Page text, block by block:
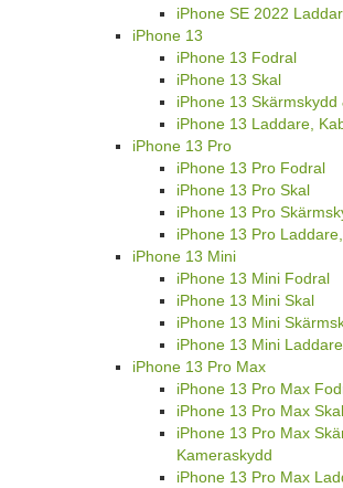
iPhone SE 2022
iPhone 13
iPhone 13 Fodral
iPhone 13 Skal
iPhone 13 Skärmskydd
iPhone 13 Laddare,
iPhone 13 Pro
iPhone 13 Pro Fodral
iPhone 13 Pro Skal
iPhone 13 Pro
iPhone 13 Pro
iPhone 13 Mini
iPhone 13 Mini Fodral
iPhone 13 Mini Skal
iPhone 13 Mini
iPhone 13 Mini
iPhone 13 Pro Max
iPhone 13 Pro Max
iPhone 13 Pro Max Skal
iPhone 13 Pro Max
Kameraskydd
iPhone 13 Pro Max